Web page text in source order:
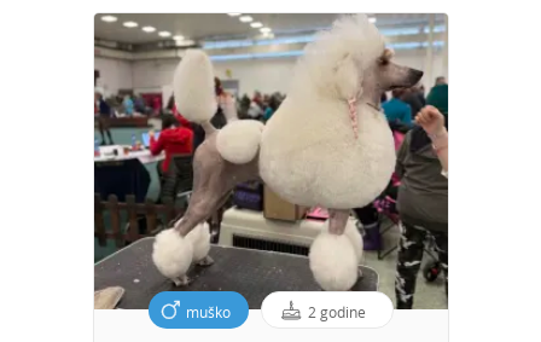
muško 2 godine